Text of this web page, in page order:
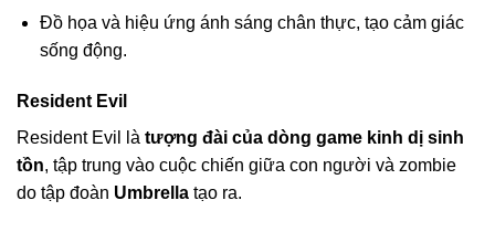
Đồ họa và hiệu ứng ánh sáng chân thực, tạo cảm giác
sống động.
Resident Evil
Resident Evil là tượng đài của dòng game kinh dị sinh
tồn, tập trung vào cuộc chiến giữa con người và zombie
do tập đoàn Umbrella tạo ra.